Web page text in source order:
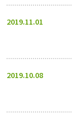
2019.11.01
2019.10.08